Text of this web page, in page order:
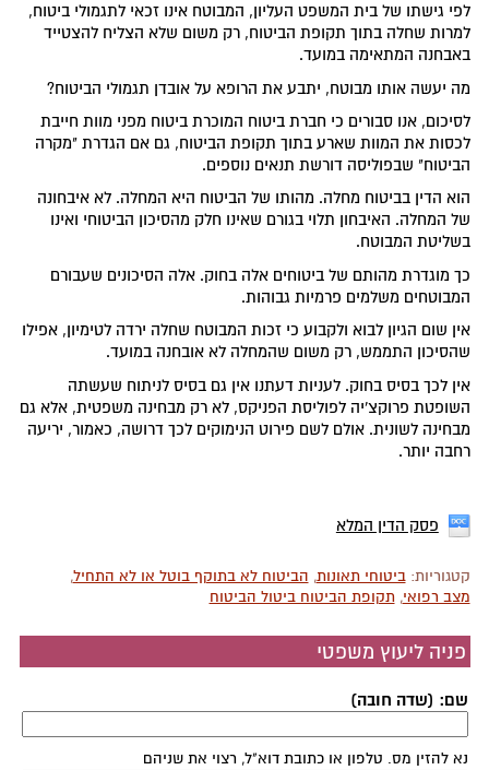
לפי גישתו של בית המשפט העליון, המבוטח אינו זכאי לתגמולי ביטוח,
למרות שחלה בתוך תקופת הביטוח, רק משום שלא הצליח להצטייד
באבחנה המתאימה במועד.
מה יעשה אותו מבוטח, יתבע את הרופא על אובדן תגמולי הביטוח?
לסיכום, אנו סבורים כי חברת ביטוח המוכרת ביטוח מפני מוות חייבת
לכסות את המוות שארע בתוך תקופת הביטוח, גם אם הגדרת "מקרה
הביטוח" שבפוליסה דורשת תנאים נוספים.
הוא הדין בביטוח מחלה. מהותו של הביטוח היא המחלה. לא איבחונה
של המחלה. האיבחון תלוי בגורם שאינו חלק מהסיכון הביטוחי ואינו
בשליטת המבוטח.
כך מוגדרת מהותם של ביטוחים אלה בחוק. אלה הסיכונים שעבורם
המבוטחים משלמים פרמיות גבוהות.
אין שום הגיון לבוא ולקבוע כי זכות המבוטח שחלה ירדה לטימיון, אפילו
שהסיכון התממש, רק משום שהמחלה לא אובחנה במועד.
אין לכך בסיס בחוק. לעניות דעתנו אין גם בסיס לניתוח שעשתה
השופטת פרוקצ'יה לפוליסת הפניקס, לא רק מבחינה משפטית, אלא גם
מבחינה לשונית. אולם לשם פירוט הנימוקים לכך דרושה, כאמור, יריעה
רחבה יותר.
פסק הדין המלא
קטגוריות:ביטוחי תאונות, הביטוח לא בתוקף בוטל או לא התחיל,
מצב רפואי,תקופת הביטוח ביטול הביטוח
פניה ליעוץ משפטי
שם: (שדה חובה)
נא להזין מס. טלפון או כתובת דוא"ל, רצוי את שניהם